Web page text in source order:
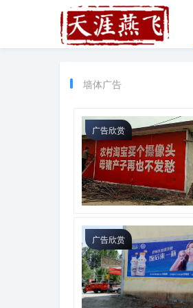
墙体广告
广告欣赏
广告欣赏